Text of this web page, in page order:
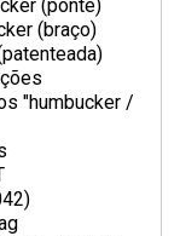
(ponte)
(braço)
"humbucker /